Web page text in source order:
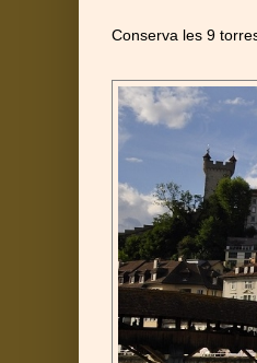
Conserva les 9